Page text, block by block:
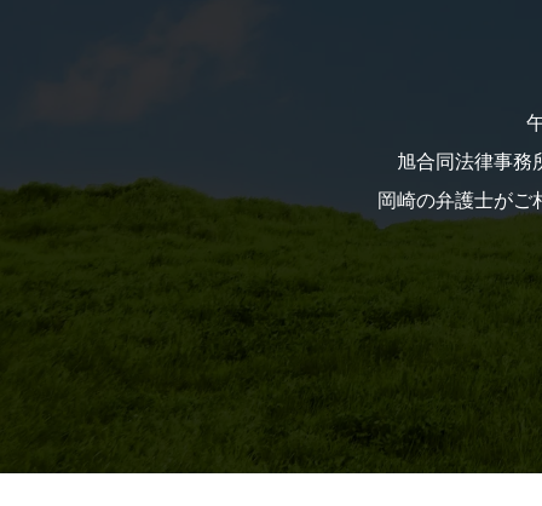
旭合同法律事務
岡崎の弁護士がご